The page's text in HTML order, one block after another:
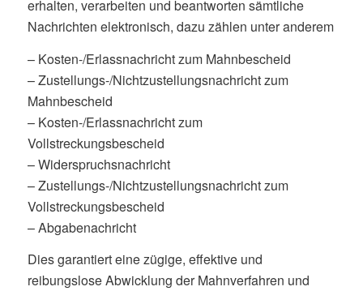
erhalten, verarbeiten und beantworten sämtliche
Nachrichten elektronisch, dazu zählen unter anderem
– Kosten-/Erlassnachricht zum Mahnbescheid
– Zustellungs-/Nichtzustellungsnachricht zum
Mahnbescheid
– Kosten-/Erlassnachricht zum
Vollstreckungsbescheid
– Widerspruchsnachricht
– Zustellungs-/Nichtzustellungsnachricht zum
Vollstreckungsbescheid
– Abgabenachricht
Dies garantiert eine zügige, effektive und
reibungslose Abwicklung der Mahnverfahren und